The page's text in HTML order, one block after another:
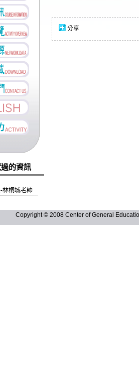
的資訊
林桐城老師
分享
Copyright © 2008 Center of General